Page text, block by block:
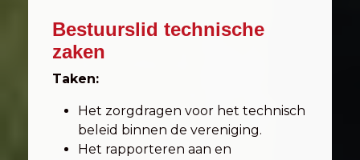
Bestuurslid technische
zaken
Taken:
Het zorgdragen voor het technisch
beleid binnen de vereniging.
Het rapporteren aan en